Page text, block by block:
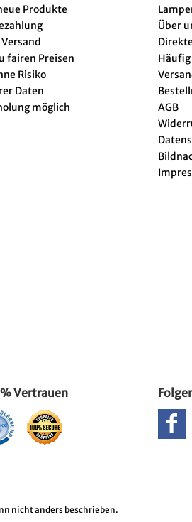
Produkte
fairen Preisen
Risiko
Daten
möglich
Über
AGB
Vertrauen
nicht anders beschrieben.